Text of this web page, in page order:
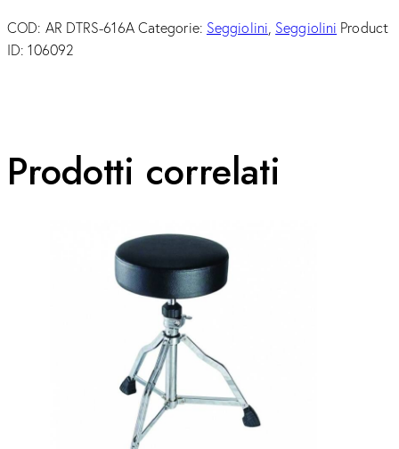
COD: AR DTRS-616A Categorie: Seggiolini, Seggiolini Product
ID:106092
Prodotti correlati